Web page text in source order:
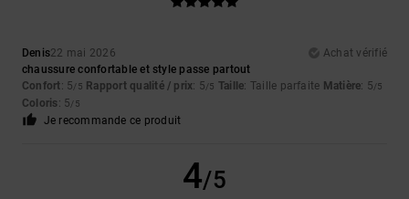
Denis22 mai 2026
Achat vérifié
chaussure confortable et style passe partout
Confort: 5/5 Rapport qualité / prix: 5/5 Taille: Taille parfaite Matière: 5/5
Coloris: 5/5
Je recommande ce produit
4/5